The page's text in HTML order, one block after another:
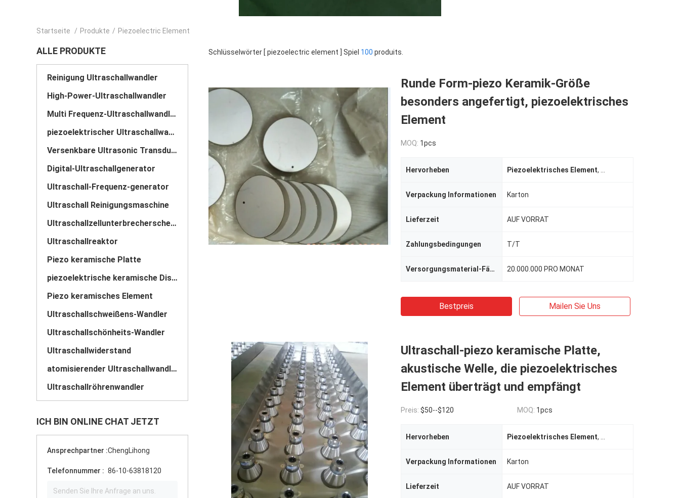
Startseite / Produkte / Piezoelectric Element
ALLE PRODUKTE
Reinigung Ultraschallwandler
High-Power-Ultraschallwandler
Multi Frequenz-Ultraschallwandler
piezoelektrischer Ultraschallwandler
Versenkbare Ultrasonic Transducer
Digital-Ultraschallgenerator
Ultraschall-Frequenz-generator
Ultraschall Reinigungsmaschine
Ultraschallzellunterbrecherscheibe
Ultraschallreaktor
Piezo keramische Platte
piezoelektrische keramische Disketten
Piezo keramisches Element
Ultraschallschweißens-Wandler
Ultraschallschönheits-Wandler
Ultraschallwiderstand
atomisierender Ultraschallwandler
Ultraschallröhrenwandler
ICH BIN ONLINE CHAT JETZT
Ansprechpartner :ChengLihong
Telefonnummer : 86-10-63818120
Schlüsselwörter [ piezoelectric element ] Spiel 100 produits.
Runde Form-piezo Keramik-Größe
besonders angefertigt, piezoelektrisches
Element
MOQ: 1pcs
Hervorheben Piezoelektrisches Element,
Verpackung Informationen Karton
Lieferzeit AUF VORRAT
Zahlungsbedingungen T/T
Versorgungsmaterial-Fähigkeit 20.000.000 PRO MONAT
Bestpreis Mailen Sie Uns
Ultraschall-piezo keramische Platte,
akustische Welle, die piezoelektrisches
Element überträgt und empfängt
Preis: $50--$120 MOQ: 1pcs
Hervorheben Piezoelektrisches Element,
Verpackung Informationen Karton
Lieferzeit AUF VORRAT